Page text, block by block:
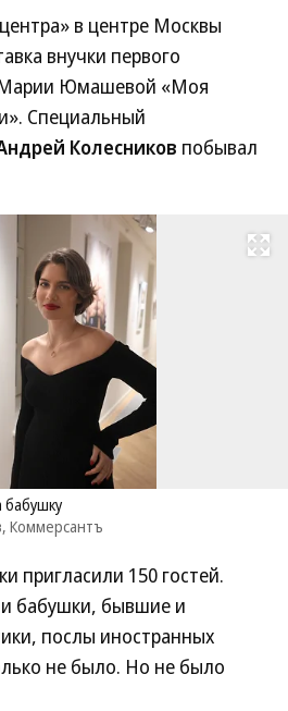
в центре Москвы
внучки первого
Марии Юмашевой «Моя
Специальный
Колесников побывал
Развернуть
бабушку
Коммерсантъ
пригласили 150 гостей.
бабушки, бывшие и
послы иностранных
не было. Но не было